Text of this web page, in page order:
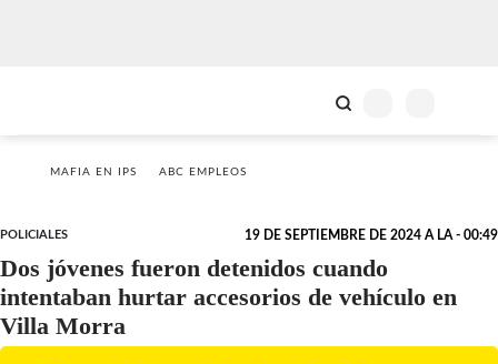
MAFIA EN IPS ABC EMPLEOS
POLICIALES 19 DE SEPTIEMBRE DE 2024 A LA - 00:49
Dos jóvenes fueron detenidos cuando
intentaban hurtar accesorios de vehículo en
Villa Morra